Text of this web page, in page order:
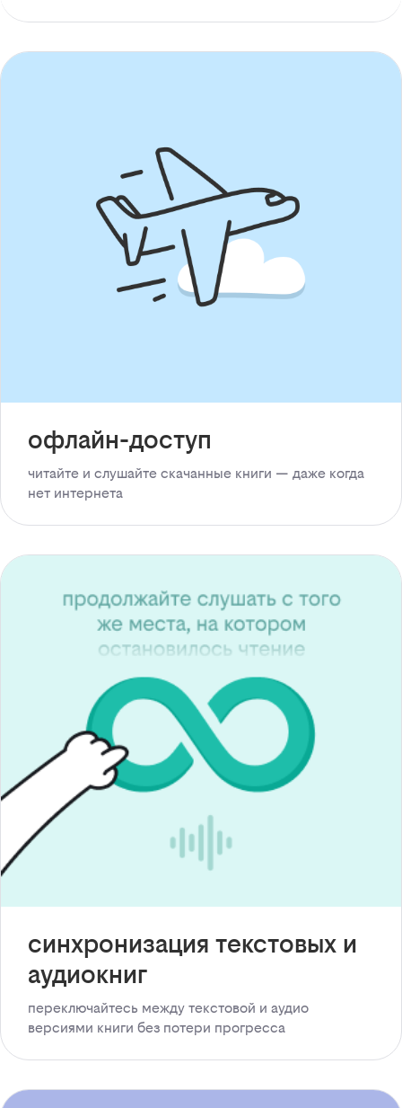
офлайн-доступ
читайте и слушайте скачанные книги — даже когда
нет интернета
синхронизация текстовых и
аудиокниг
переключайтесь между текстовой и аудио
версиями книги без потери прогресса